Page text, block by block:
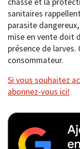
sanitaires
parasite
mise en vente doit
présence de
consommateur.
Si vous souhaitez
abonnez-vous ici!